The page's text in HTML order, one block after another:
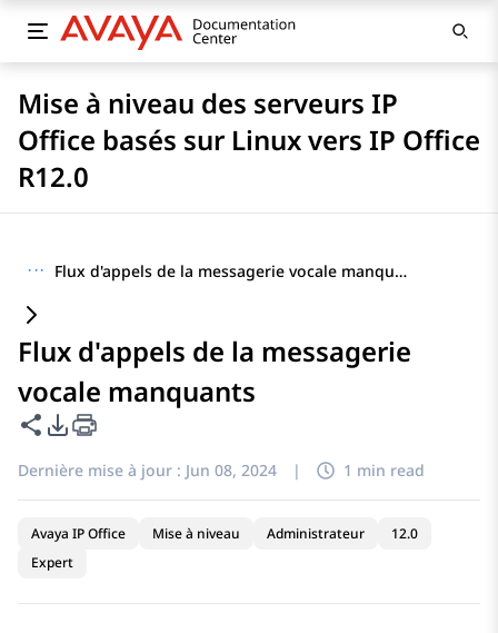
Mise à niveau des serveurs IP
Office basés sur Linux vers IP Office
R12.0
··· Flux d'appels de la messagerie vocale manquants
Flux d'appels de la messagerie
vocale manquants
Partager cette page
Options d'exportation PDF
Dernière mise à jour : Jun 08, 2024 | 1 min read
Avaya IP Office Mise à niveau Administrateur
12.0
Expert